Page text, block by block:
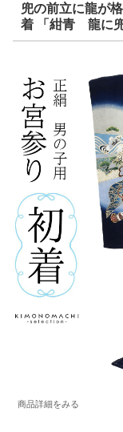
兜の前立に龍が
着 「紺青 龍に兜
商品詳細をみる